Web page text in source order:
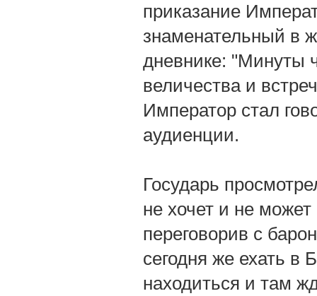
приказание
знаменательный в
дневнике: "Минуты
величества и
Император стал
аудиенции.
Государь
не хочет и не
переговорив с
сегодня же ехать в
находиться и там